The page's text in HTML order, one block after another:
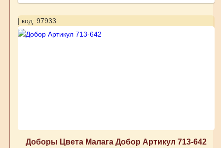
| код: 97933
Доборы Цвета Малага Добор Артикул 713-642